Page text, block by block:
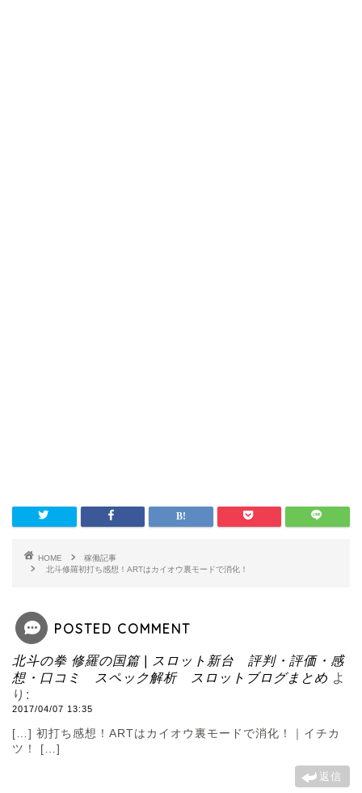
HOME
稼働記事
北斗修羅初打ち感想！ARTはカイオウ裏モードで消化！
POSTED COMMENT
北斗の拳 修羅の国篇 | スロット新台 評判・評価・感
想・口コミ スペック解析 スロットブログまとめ よ
り:
2017/04/07 13:35
[…] 初打ち感想！ARTはカイオウ裏モードで消化！｜イチカ
ツ！ […]
返信